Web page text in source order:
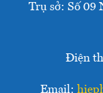
Trụ sở: Số 09
Điện
Email: